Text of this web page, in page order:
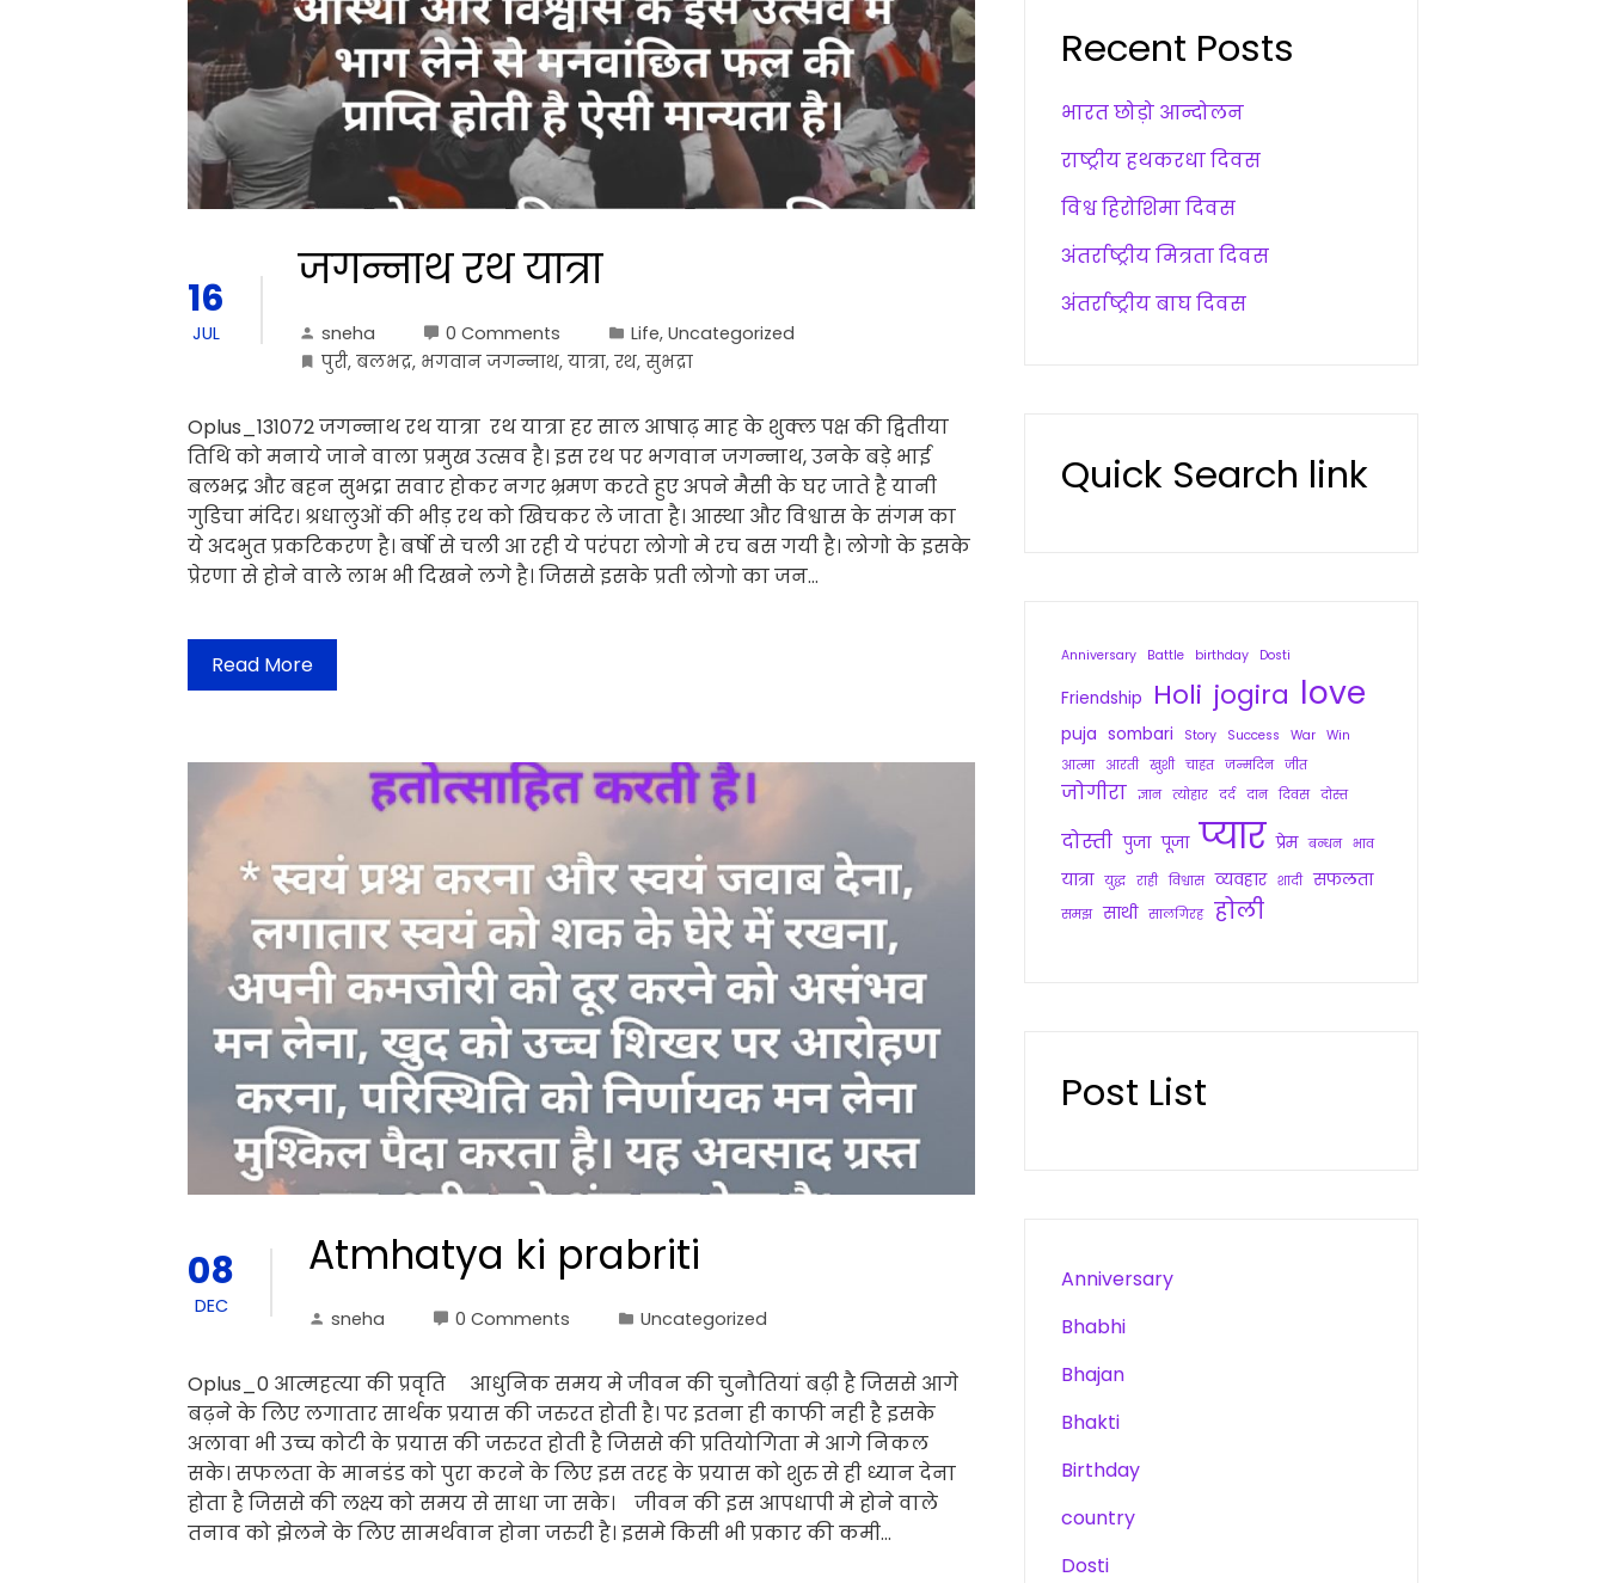
16
JUL
जगन्नाथ रथ यात्रा
sneha 0 Comments Life, Uncategorized
पुरी, बलभद्र, भगवान जगन्नाथ, यात्रा, रथ, सुभद्रा
Oplus_131072 जगन्नाथ रथ यात्रा रथ यात्रा हर साल आषाढ़ माह के शुक्ल पक्ष की द्वितीया
तिथि को मनाये जाने वाला प्रमुख उत्सव है। इस रथ पर भगवान जगन्नाथ, उनके बड़े भाई
बलभद्र और बहन सुभद्रा सवार होकर नगर भ्रमण करते हुए अपने मैसी के घर जाते है यानी
गुडिचा मंदिर। श्रधालुओं की भीड़ रथ को खिचकर ले जाता है। आस्था और विश्वास के संगम का
ये अदभुत प्रकटिकरण है। बर्षो से चली आ रही ये परंपरा लोगो मे रच बस गयी है। लोगो के इसके
प्रेरणा से होने वाले लाभ भी दिखने लगे है। जिससे इसके प्रती लोगो का जन…
Read More
08
DEC
Atmhatya ki prabriti
sneha 0 Comments Uncategorized
Oplus_0 आत्महत्या की प्रवृति आधुनिक समय मे जीवन की चुनौतियां बढ़ी है जिससे आगे
बढ़ने के लिए लगातार सार्थक प्रयास की जरुरत होती है। पर इतना ही काफी नही है इसके
अलावा भी उच्च कोटी के प्रयास की जरुरत होती है जिससे की प्रतियोगिता मे आगे निकल
सके। सफलता के मानडंड को पुरा करने के लिए इस तरह के प्रयास को शुरु से ही ध्यान देना
होता है जिससे की लक्ष्य को समय से साधा जा सके। जीवन की इस आपधापी मे होने वाले
तनाव को झेलने के लिए सामर्थवान होना जरुरी है। इसमे किसी भी प्रकार की कमी…
Recent Posts
भारत छोड़ो आन्दोलन
राष्ट्रीय हथकरधा दिवस
विश्व हिरोशिमा दिवस
अंतर्राष्ट्रीय मित्रता दिवस
अंतर्राष्ट्रीय बाघ दिवस
Quick Search link
Anniversary Battle birthday Dosti
Friendship Holi jogira love
puja sombari Story Success War
Win
आत्मा
आरती खुशी चाहत जन्मदिन जीत
जोगीरा ज्ञान त्योहार दर्द दान दिवस दोस्त
दोस्ती पुजा पूजा प्यार प्रेम बन्धन भाव
यात्रा युद्ध राही विश्वास व्यवहार शादी सफलता
समझ साथी सालगिरह होली
Post List
Anniversary
Bhabhi
Bhajan
Bhakti
Birthday
country
Dosti